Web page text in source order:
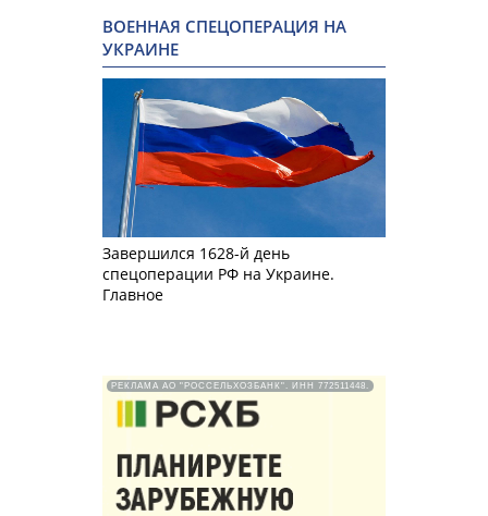
ВОЕННАЯ СПЕЦОПЕРАЦИЯ НА
УКРАИНЕ
Завершился 1628-й день
спецоперации РФ на Украине.
Главное
РЕКЛАМА АО "РОССЕЛЬХОЗБАНК". ИНН 772511448.